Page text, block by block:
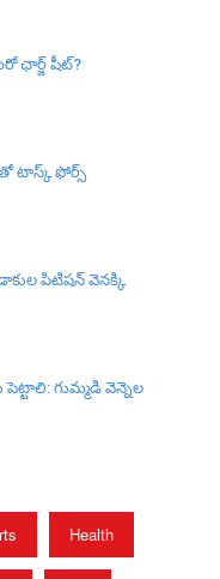
ఛార్జ్‌ షీట్‌?
టాస్క్ ఫోర్స్
పిటిషన్ వెనక్కి
పెట్టాలి: గుమ్మడి వెన్నెల
Health